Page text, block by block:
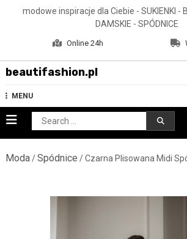
modowe inspiracje dla Ciebie - SUKIENKI -
DAMSKIE - SPÓDNICE
Online 24h
beautifashion.pl
MENU
Search
for:
Moda/Spódnice / Czarna Plisowana Midi